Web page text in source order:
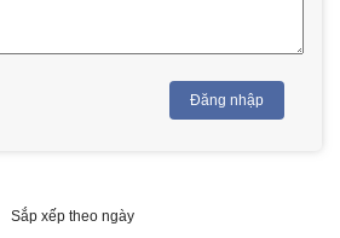
Đăng nhập
Sắp xếp theo ngày